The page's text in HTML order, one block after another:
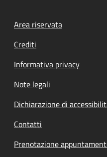
Footer menu
Area riservata
Crediti
Informativa privacy
Note legali
Dichiarazione di
Contatti
Prenotazione